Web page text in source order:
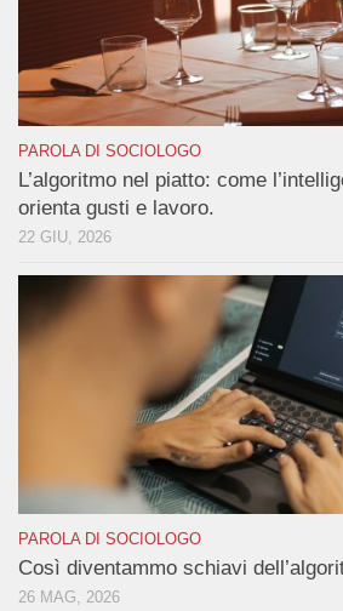
PAROLA DI SOCIOLOGO
L’algoritmo nel piatto: come
orienta gusti e lavoro.
22 GIU, 2026
PAROLA DI SOCIOLOGO
Così diventammo schiavi
26 MAG, 2026